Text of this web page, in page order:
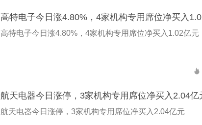
高特电子今日涨4.80%，4家机构专用席位净买入
高特电子今日涨4.80%，4家机构专用席位净买入1.02亿元
航天电器今日涨停，3家机构专用席位净买入2.04亿
航天电器今日涨停，3家机构专用席位净买入2.04亿元